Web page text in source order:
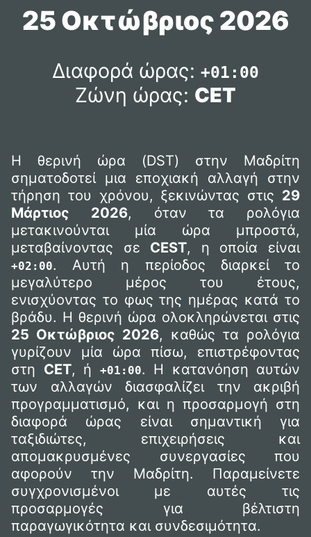
25 Οκτώβριος 2026
Διαφορά ώρας: +01:00
Ζώνη ώρας: CET
Η θερινή ώρα (DST) στην Μαδρίτη
σηματοδοτεί μια εποχιακή αλλαγή στην
τήρηση του χρόνου, ξεκινώντας στις 29
Μάρτιος 2026, όταν τα ρολόγια
μετακινούνται μία ώρα μπροστά,
μεταβαίνοντας σε CEST, η οποία είναι
+02:00. Αυτή η περίοδος διαρκεί το
μεγαλύτερο μέρος του έτους,
ενισχύοντας το φως της ημέρας κατά το
βράδυ. Η θερινή ώρα ολοκληρώνεται στις
25 Οκτώβριος 2026, καθώς τα ρολόγια
γυρίζουν μία ώρα πίσω, επιστρέφοντας
στη CET, ή +01:00. Η κατανόηση αυτών
των αλλαγών διασφαλίζει την ακριβή
προγραμματισμό, και η προσαρμογή στη
διαφορά ώρας είναι σημαντική για
ταξιδιώτες, επιχειρήσεις και
απομακρυσμένες συνεργασίες που
αφορούν την Μαδρίτη. Παραμείνετε
συγχρονισμένοι με αυτές τις
προσαρμογές για βέλτιστη
παραγωγικότητα και συνδεσιμότητα.